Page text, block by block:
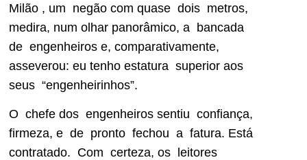
Milão , um negão com quase dois metros,
medira, num olhar panorâmico, a bancada
de engenheiros e, comparativamente,
asseverou: eu tenho estatura superior aos
seus “engenheirinhos”.
O chefe dos engenheiros sentiu confiança,
firmeza, e de pronto fechou a fatura. Está
contratado. Com certeza, os leitores